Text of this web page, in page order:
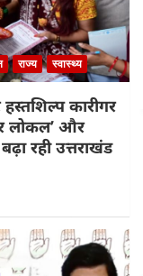
राज्य स्वास्थ्य
कारीगर
लोकल’ और
रही उत्तराखंड